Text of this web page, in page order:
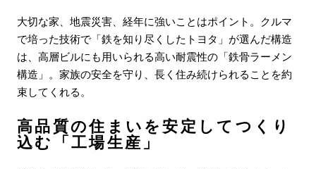
大切な家、地震災害、経年に強いことはポイント。クルマ
で培った技術で「鉄を知り尽くしたトヨタ」が選んだ構造
は、高層ビルにも用いられる高い耐震性の「鉄骨ラーメン
構造」。家族の安全を守り、長く住み続けられることを約
束してくれる。
高品質の住まいを安定してつくり
込む「工場生産」